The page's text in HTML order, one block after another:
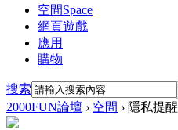
空間Space
網頁遊戲
應用
購物
搜索
2000FUN論壇 › 空間 › 隱私提醒